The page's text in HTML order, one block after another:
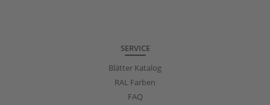
SERVICE
Blätter Katalog
RAL Farben
FAQ